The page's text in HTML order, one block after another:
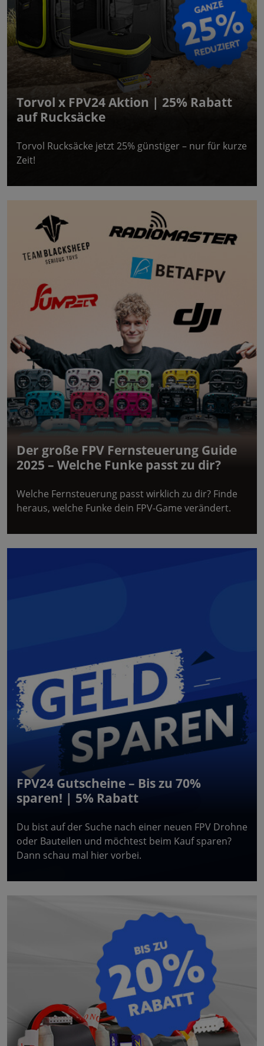
Torvol x FPV24 Aktion | 25% Rabatt
auf Rucksäcke
Torvol Rucksäcke jetzt 25% günstiger – nur für kurze
Zeit!
Der große FPV Fernsteuerung Guide
2025 – Welche Funke passt zu dir?
Welche Fernsteuerung passt wirklich zu dir? Finde
heraus, welche Funke dein FPV-Game verändert.
FPV24 Gutscheine – Bis zu 70%
sparen! | 5% Rabatt
Du bist auf der Suche nach einer neuen FPV Drohne
oder Bauteilen und möchtest beim Kauf sparen?
Dann schau mal hier vorbei.